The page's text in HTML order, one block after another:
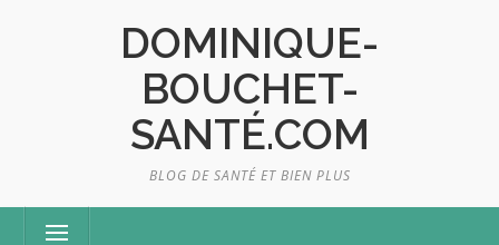
DOMINIQUE-
BOUCHET-
SANTÉ.COM
BLOG DE SANTÉ ET BIEN PLUS
Menu